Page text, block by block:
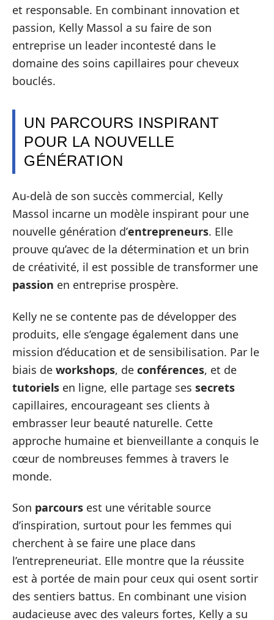
et responsable. En combinant innovation et
passion, Kelly Massol a su faire de son
entreprise un leader incontesté dans le
domaine des soins capillaires pour cheveux
bouclés.
UN PARCOURS INSPIRANT
POUR LA NOUVELLE
GÉNÉRATION
Au-delà de son succès commercial, Kelly
Massol incarne un modèle inspirant pour une
nouvelle génération d’entrepreneurs. Elle
prouve qu’avec de la détermination et un brin
de créativité, il est possible de transformer une
passion en entreprise prospère.
Kelly ne se contente pas de développer des
produits, elle s’engage également dans une
mission d’éducation et de sensibilisation. Par le
biais de workshops, de conférences, et de
tutoriels en ligne, elle partage ses secrets
capillaires, encourageant ses clients à
embrasser leur beauté naturelle. Cette
approche humaine et bienveillante a conquis le
cœur de nombreuses femmes à travers le
monde.
Son parcours est une véritable source
d’inspiration, surtout pour les femmes qui
cherchent à se faire une place dans
l’entrepreneuriat. Elle montre que la réussite
est à portée de main pour ceux qui osent sortir
des sentiers battus. En combinant une vision
audacieuse avec des valeurs fortes, Kelly a su